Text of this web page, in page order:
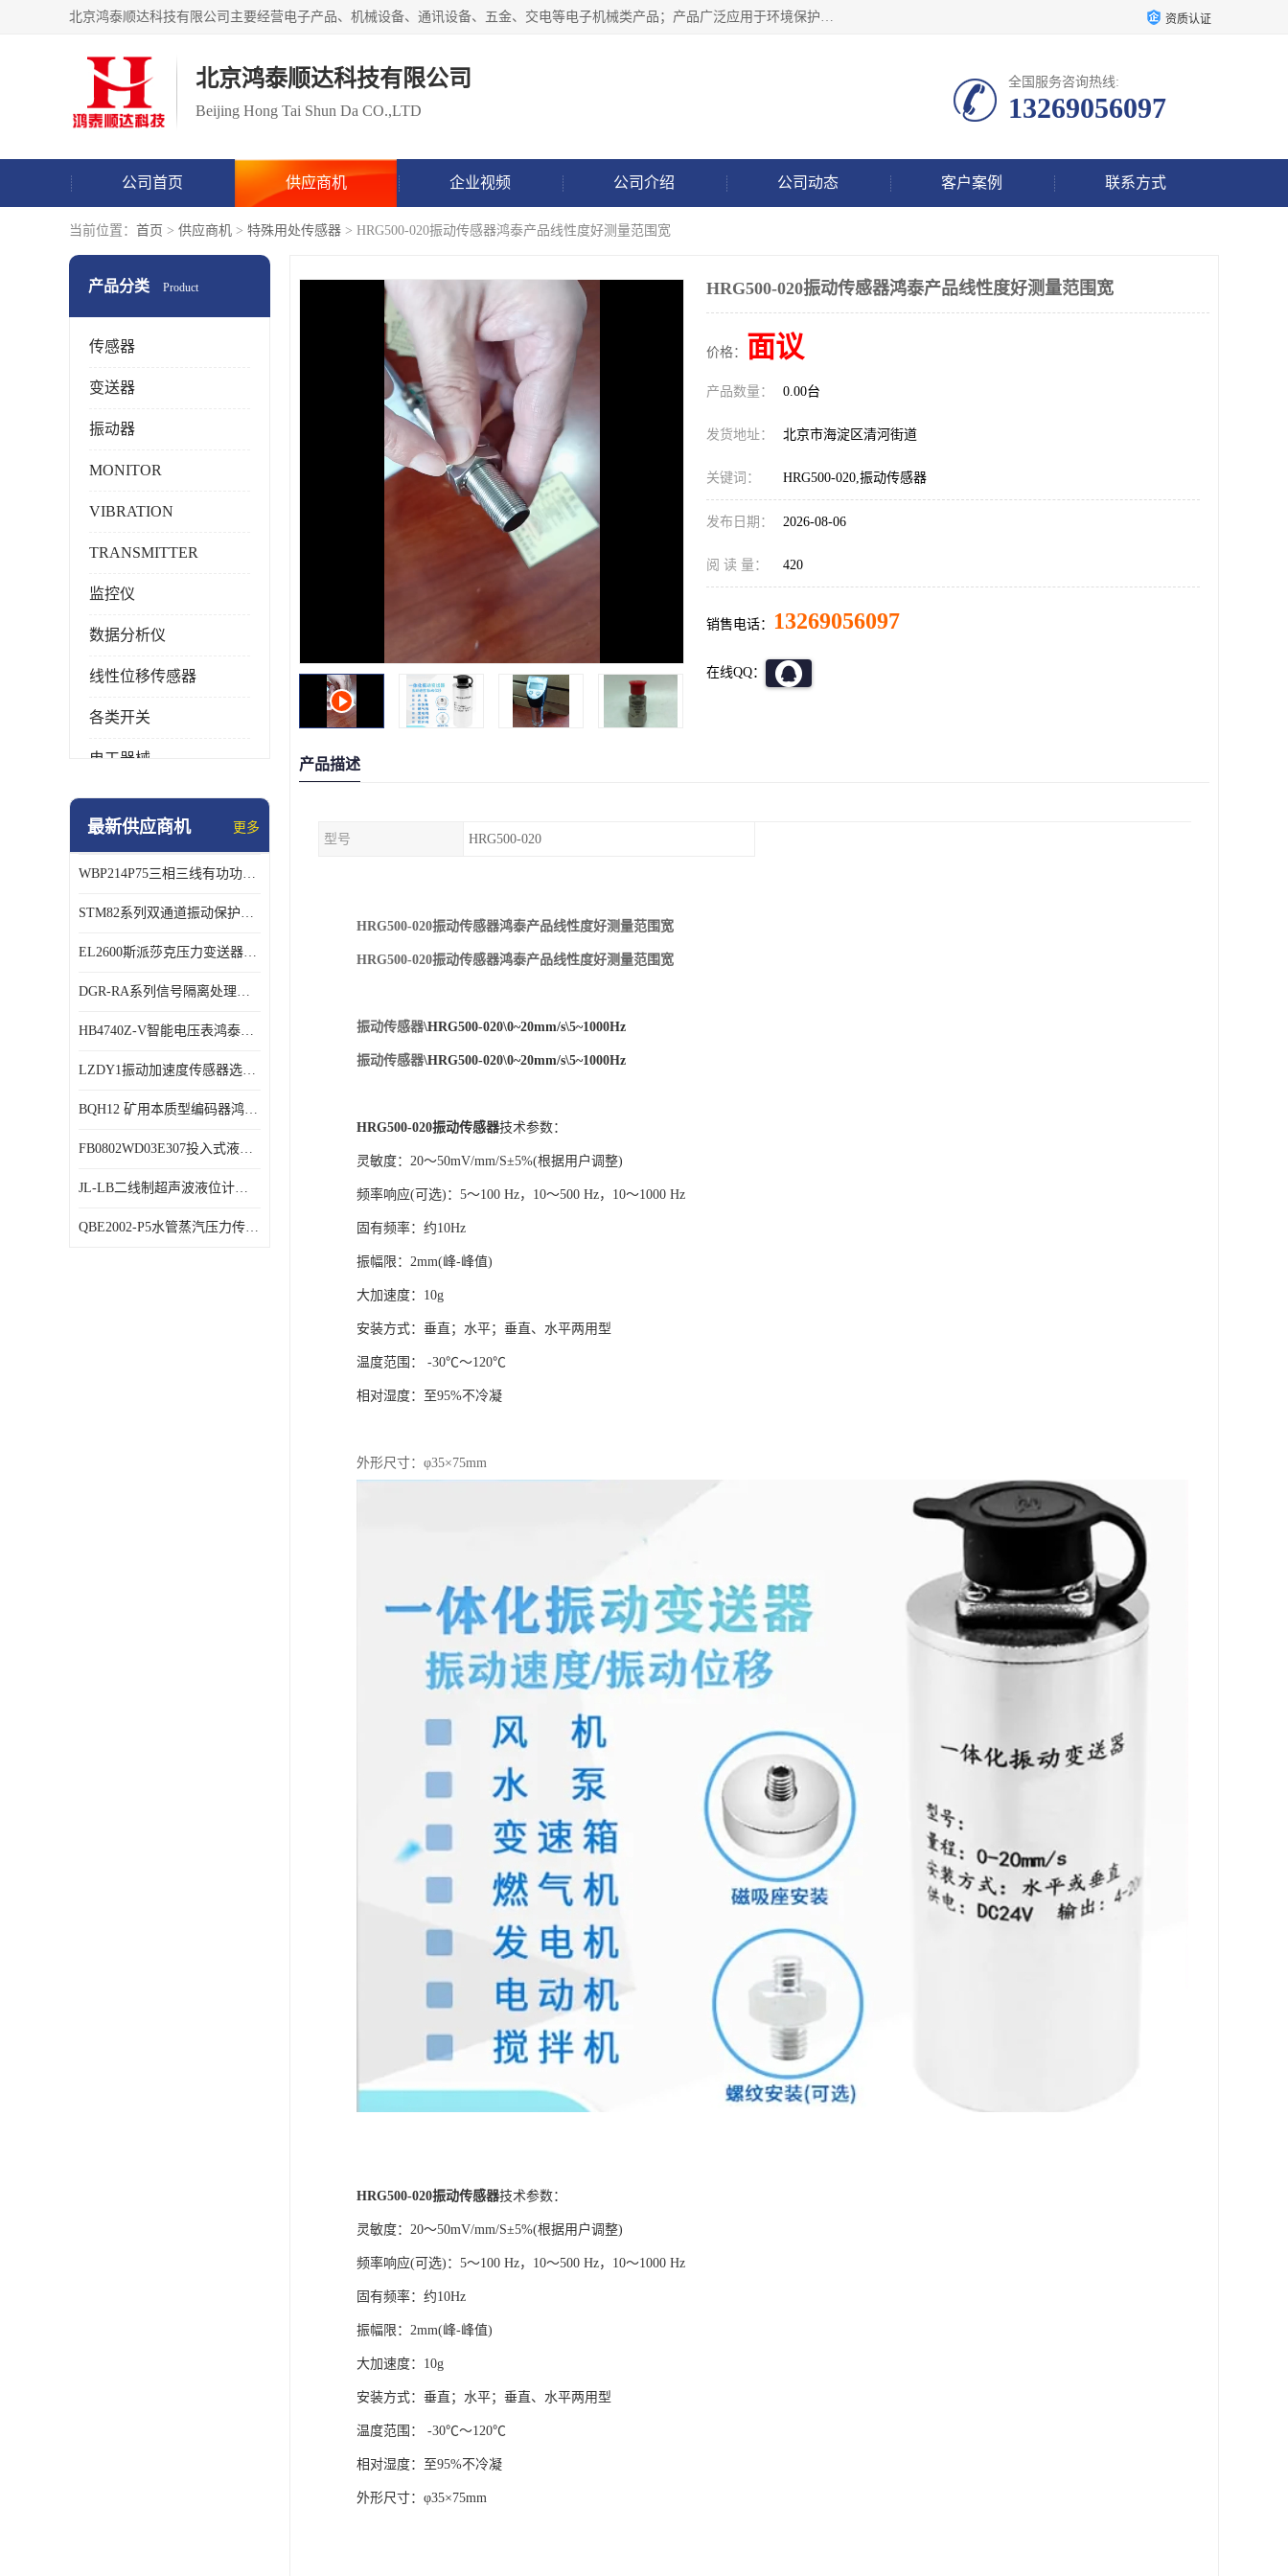
北京鸿泰顺达科技有限公司主要经营电子产品、机械设备、通讯设备、五金、交电等电子机械类产品；产品广泛应用于环境保护、石油化工、电力电子、冶金建筑、煤炭、农业、卫生防疫、教育科研等行业。并成功的与各地环境监测站、污水处理厂、卷烟厂、电厂、高校、科学院所、卫生防疫部门、煤矿、石化厂等用户建立了密切的合作关系。 资质认证
北京鸿泰顺达科技有限公司
Beijing Hong Tai Shun Da CO.,LTD
全国服务咨询热线:
13269056097
公司首页 供应商机 企业视频 公司介绍 公司动态 客户案例 联系方式
当前位置： 首页 > 供应商机 > 特殊用处传感器 > HRG500-020振动传感器鸿泰产品线性度好测量范围宽
产品分类 Product
传感器
变送器
振动器
MONITOR
VIBRATION
TRANSMITTER
监控仪
数据分析仪
线性位移传感器
各类开关
电工器械
模块化产品
特殊用处传感器
特殊用途变送器
最新供应商机 更多
WBP214P75三相三线有功功率传感器鸿泰顺达产品稳定性好
STM82系列双通道振动保护表鸿泰产品技术规格
EL2600斯派莎克压力变送器技术规格
DGR-RA系列信号隔离处理器鸿泰产品技术规格
HB4740Z-V智能电压表鸿泰产品外形美观大方
LZDY1振动加速度传感器选型资料
BQH12 矿用本质型编码器鸿泰产品实物展示
FB0802WD03E307投入式液位计鸿泰产品选型参数
JL-LB二线制超声波液位计鸿泰产品外形美观大方
QBE2002-P5水管蒸汽压力传感器西门子产品技术规格
HRG500-020振动传感器鸿泰产品线性度好测量范围宽
价格： 面议
产品数量： 0.00台
发货地址： 北京市海淀区清河街道
关键词： HRG500-020,振动传感器
发布日期： 2026-08-06
阅 读 量： 420
销售电话： 13269056097
在线QQ：
产品描述
型号 HRG500-020
HRG500-020振动传感器鸿泰产品线性度好测量范围宽
HRG500-020振动传感器鸿泰产品线性度好测量范围宽
振动传感器\HRG500-020\0~20mm/s\5~1000Hz
振动传感器\HRG500-020\0~20mm/s\5~1000Hz
HRG500-020振动传感器技术参数：
灵敏度：20～50mV/mm/S±5%(根据用户调整)
频率响应(可选)：5～100 Hz，10～500 Hz，10～1000 Hz
固有频率：约10Hz
振幅限：2mm(峰-峰值)
大加速度：10g
安装方式：垂直；水平；垂直、水平两用型
温度范围： -30℃～120℃
相对湿度：至95%不冷凝
外形尺寸：φ35×75mm
HRG500-020振动传感器技术参数：
灵敏度：20～50mV/mm/S±5%(根据用户调整)
频率响应(可选)：5～100 Hz，10～500 Hz，10～1000 Hz
固有频率：约10Hz
振幅限：2mm(峰-峰值)
大加速度：10g
安装方式：垂直；水平；垂直、水平两用型
温度范围： -30℃～120℃
相对湿度：至95%不冷凝
外形尺寸：φ35×75mm